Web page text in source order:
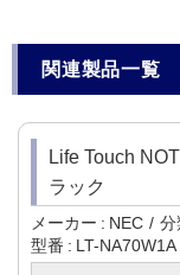
関連製品一覧
Life Touch
ラック
メーカー NEC 分
型番
LT-NA70W1A